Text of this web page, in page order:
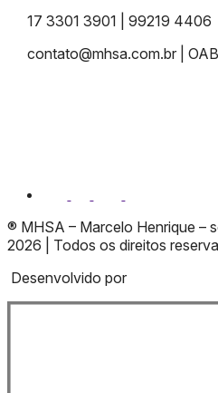
17 3301 3901 | 99219 4406
contato@mhsa.com.br |
® MHSA – Marcelo Henrique –
2026 | Todos os direitos
Desenvolvido por